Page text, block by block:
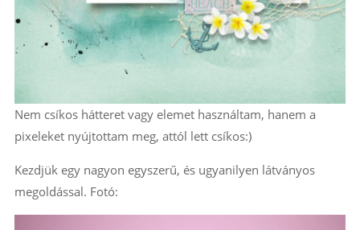
Nem csíkos hátteret vagy elemet használtam, hanem a
pixeleket nyújtottam meg, attól lett csíkos:)
Kezdjük egy nagyon egyszerű, és ugyanilyen látványos
megoldással. Fotó: